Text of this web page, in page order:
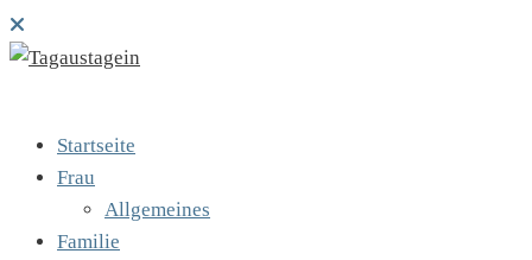
Startseite
Frau
Allgemeines
Familie